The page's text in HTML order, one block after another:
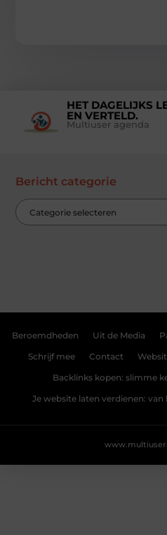
HET DAGELIJKS
EN VERTELD.
Multiuser agenda
Bericht categorie
Beroemdheden Uit de Media
Schrijf mee Contact
Backlinks kopen: slimme
Je website laten verdienen: